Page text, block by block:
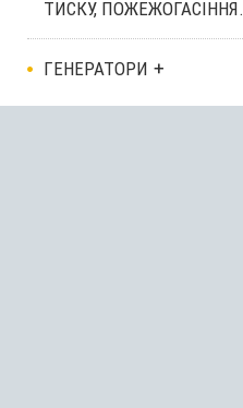
ТИСКУ, ПОЖЕЖОГАСІННЯ.
ГЕНЕРАТОРИ